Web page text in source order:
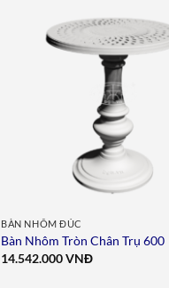
BÀN NHÔM ĐÚC
Bàn Nhôm Tròn Chân Trụ 600
14.542.000VNĐ